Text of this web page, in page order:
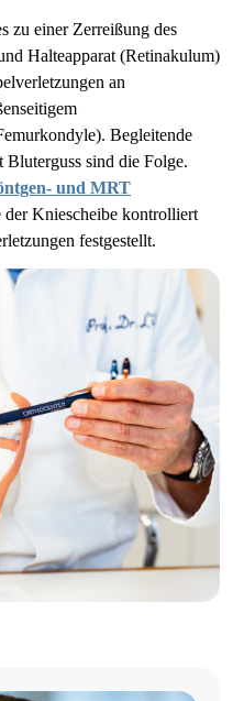
zu einer Zerreißung des
Halteapparat (Retinakulum)
an
Begleitende
sind die Folge.
und MRT
Kniescheibe kontrolliert
festgestellt.